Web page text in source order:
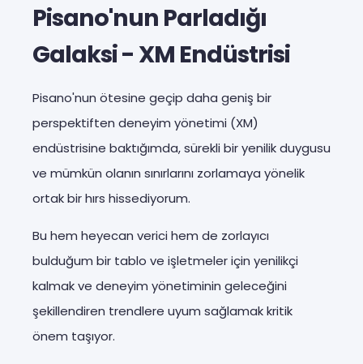
Pisano'nun Parladığı
Galaksi - XM Endüstrisi
Pisano'nun ötesine geçip daha geniş bir
perspektiften deneyim yönetimi (XM)
endüstrisine baktığımda, sürekli bir yenilik duygusu
ve mümkün olanın sınırlarını zorlamaya yönelik
ortak bir hırs hissediyorum.
Bu hem heyecan verici hem de zorlayıcı
bulduğum bir tablo ve işletmeler için yenilikçi
kalmak ve deneyim yönetiminin geleceğini
şekillendiren trendlere uyum sağlamak kritik
önem taşıyor.